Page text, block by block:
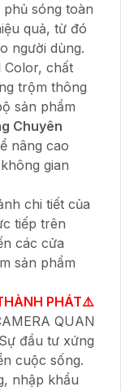
sóng toàn
quả, từ đó
người dùng.
Color, chất
trộm thông
sản phẩm
Chuyên
nâng cao
gian
chi tiết của
tiếp trên
các cửa
sản phẩm
PHÁT⚠️
QUAN
đầu tư xứng
cuộc sống.
nhập khẩu